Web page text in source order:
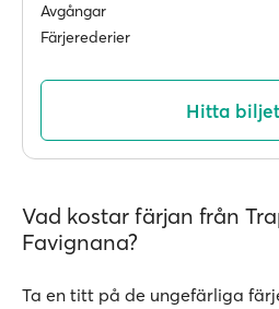
Avgångar
Färjerederier
Hitta
Vad kostar färjan från
Favignana?
Ta en titt på de ungefärliga